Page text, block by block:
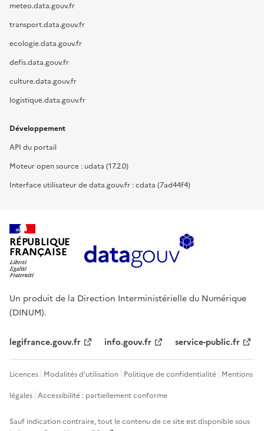
meteo.data.gouv.fr
transport.data.gouv.fr
ecologie.data.gouv.fr
defis.data.gouv.fr
culture.data.gouv.fr
logistique.data.gouv.fr
Développement
API du portail
Moteur open source : udata (17.2.0)
Interface utilisateur de data.gouv.fr : cdata (7ad44f4)
RÉPUBLIQUE
FRANÇAISE
Un produit de la Direction Interministérielle du Numérique
(DINUM).
legifrance.gouv.fr info.gouv.fr service-public.fr
Licences Modalités d'utilisation Politique de confidentialité Mentions
légales Accessibilité : partiellement conforme
Sauf indication contraire, tout le contenu de ce site est disponible sous